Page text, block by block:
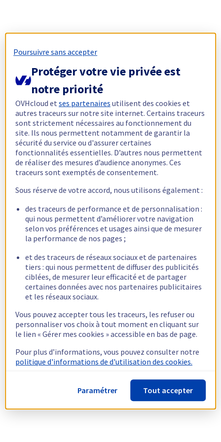
Poursuivre sans accepter
Protéger votre vie privée est
notre priorité
OVHcloud etses partenaires utilisent des cookies et
autres traceurs sur notre site internet. Certains traceurs
sont strictement nécessaires au fonctionnement du
site. Ils nous permettent notamment de garantir la
sécurité du service ou d'assurer certaines
fonctionnalités essentielles. D’autres nous permettent
de réaliser des mesures d’audience anonymes. Ces
traceurs sont exemptés de consentement.
Sous réserve de votre accord, nous utilisons également :
des traceurs de performance et de personnalisation :
qui nous permettent d’améliorer votre navigation
selon vos préférences et usages ainsi que de mesurer
la performance de nos pages ;
et des traceurs de réseaux sociaux et de partenaires
tiers : qui nous permettent de diffuser des publicités
ciblées, de mesurer leur efficacité et de partager
certaines données avec nos partenaires publicitaires
et les réseaux sociaux.
Vous pouvez accepter tous les traceurs, les refuser ou
personnaliser vos choix à tout moment en cliquant sur
le lien « Gérer mes cookies » accessible en bas de page.
Pour plus d’informations, vous pouvez consulter notre
politique d'informations de d'utilisation des cookies.
Paramétrer Tout accepter